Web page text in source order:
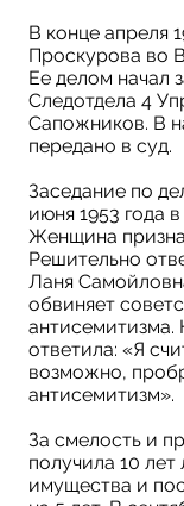
В конце апреля
Проскурова во
Ее делом начал
Следотдела 4
Сапожников. В
передано в суд.
Заседание по
июня 1953 года
Женщина
Решительно
Ланя
обвиняет
ответила: «Я
возможно,
антисемитизм».
За смелость и
получила 10
имущества и